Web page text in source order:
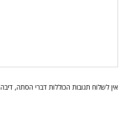
אין לשלוח תגובות הכוללות דברי הסתה,